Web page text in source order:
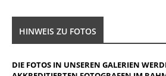
HINWEIS ZU FOTOS
DIE FOTOS IN UNSEREN GALERIEN